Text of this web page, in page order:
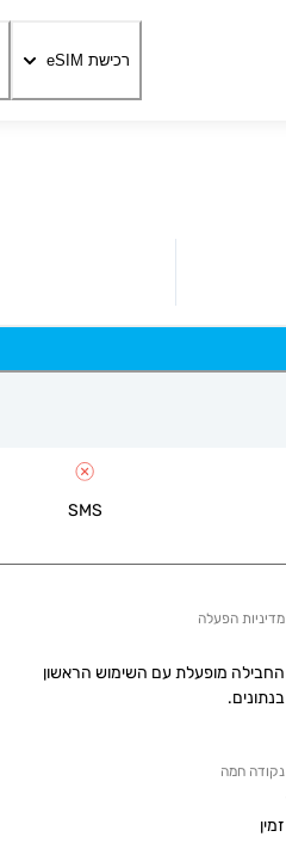
רכישת eSIM
SMS
מדיניות הפעלה
החבילה מופעלת עם השימוש הראשון
בנתונים.
נקודה חמה
זמין